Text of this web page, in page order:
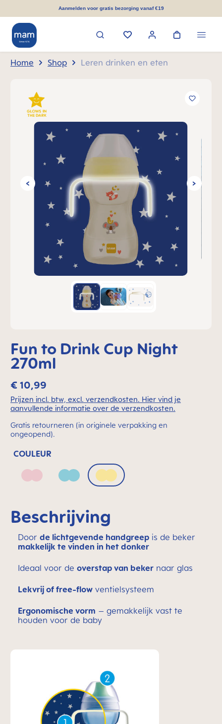
Aanmelden voor gratis bezorging vanaf €19
Home Shop Leren drinken en eten
Fun to Drink Cup Night
270ml
€ 10,99
Prijzen incl. btw, excl. verzendkosten. Hier vind je
aanvullende informatie over de verzendkosten.
Gratis retourneren (in originele verpakking en
ongeopend).
COULEUR
Blush Sage Sunlight
Beschrijving
Door de lichtgevende handgreep is de beker
makkelijk te vinden in het donker
Ideaal voor de overstap van beker naar glas
Lekvrij of free-flow ventielsysteem
Ergonomische vorm – gemakkelijk vast te
houden voor de baby